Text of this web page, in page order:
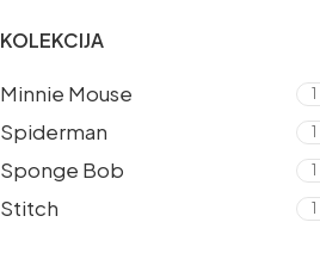
KOLEKCIJA
Minnie Mouse 1
Spiderman 1
Sponge Bob 1
Stitch 1